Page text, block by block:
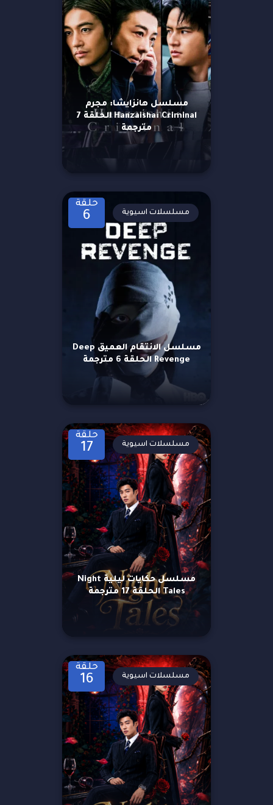
مسلسل هانزايشا: مجرم
Hanzaisha: Criminal الحلقة 7
مترجمة
حلقة
6
مسلسل الانتقام العميق Deep
Revenge الحلقة 6 مترجمة
مسلسلات اسيوية
حلقة
17
مسلسل حكايات ليلية Night
Tales الحلقة 17 مترجمة
مسلسلات اسيوية
حلقة
16 مسلسلات اسيوية